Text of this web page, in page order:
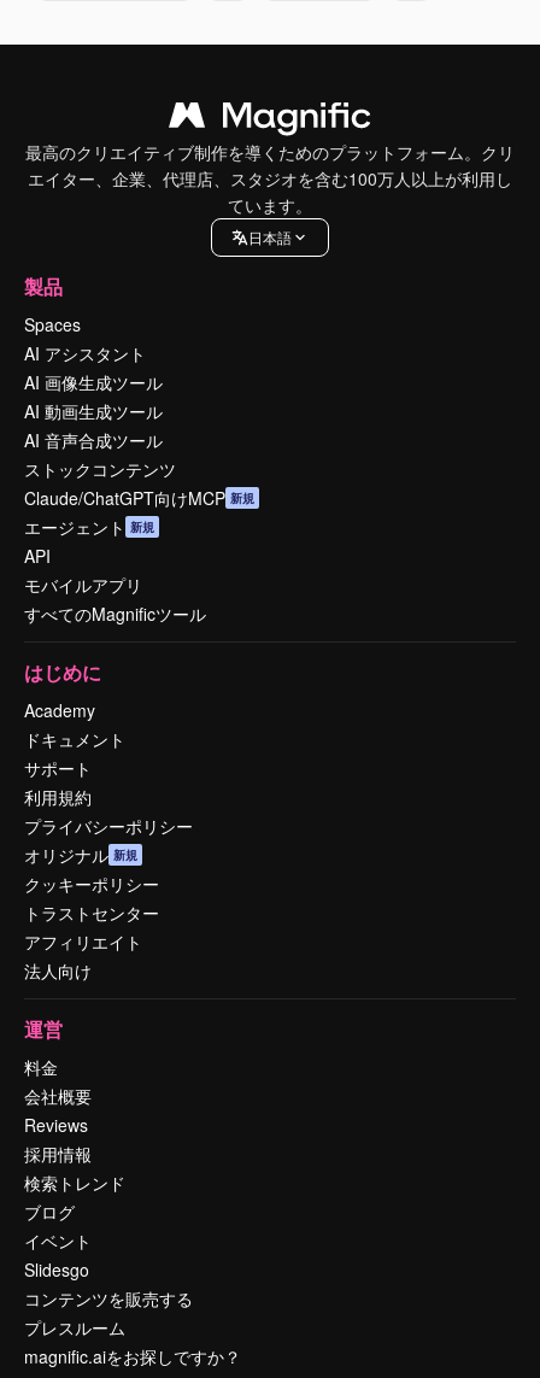
最高のクリエイティブ制作を導くためのプラットフォーム。クリ
エイター、企業、代理店、スタジオを含む100万人以上が利用し
ています。
日本語
製品
Spaces
AI アシスタント
AI 画像生成ツール
AI 動画生成ツール
AI 音声合成ツール
ストックコンテンツ
Claude/ChatGPT向けMCP 新規
エージェント 新規
API
モバイルアプリ
すべてのMagnificツール
はじめに
Academy
ドキュメント
サポート
利用規約
プライバシーポリシー
オリジナル 新規
クッキーポリシー
トラストセンター
アフィリエイト
法人向け
運営
料金
会社概要
Reviews
採用情報
検索トレンド
ブログ
イベント
Slidesgo
コンテンツを販売する
プレスルーム
magnific.aiをお探しですか？